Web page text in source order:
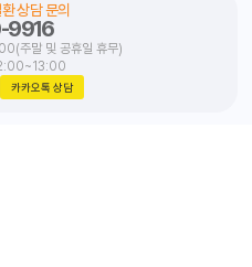
상담 문의
9916
주말 및 공휴일 휴무)
카카오톡 상담